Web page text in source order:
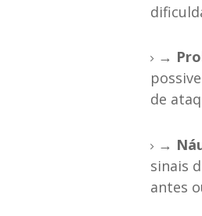
→
de
→
sinais
antes